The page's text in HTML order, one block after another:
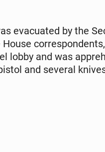
evac­u­at­ed by the
lobby and was
and several